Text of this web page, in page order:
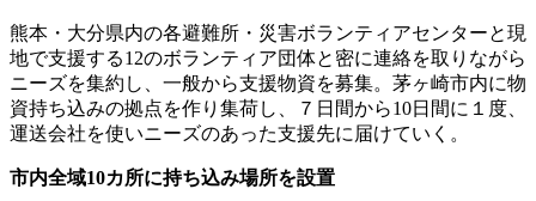
熊本・大分県内の各避難所・災害ボランティアセンターと現
地で支援する12のボランティア団体と密に連絡を取りながら
ニーズを集約し、一般から支援物資を募集。茅ヶ崎市内に物
資持ち込みの拠点を作り集荷し、７日間から10日間に１度、
運送会社を使いニーズのあった支援先に届けていく。
市内全域10カ所に持ち込み場所を設置